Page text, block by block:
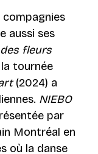
aussi ses
fleurs
tournée
(2024) a
NIEBO
par
Montréal en
où la danse